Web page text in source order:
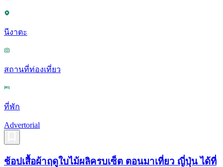
นีงาตะ
สถานที่ท่องเที่ยว
ที่พัก
Advertorial
ช้อปเสื้อผ้าฤดูใบไม้ผลิครบเซ็ต ตอนมาเที่ยว ญี่ปุ่น ได้ที่